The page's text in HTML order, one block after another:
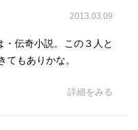
2013.03.09
伝奇小説。この３人と
てもありかな。
詳細をみる